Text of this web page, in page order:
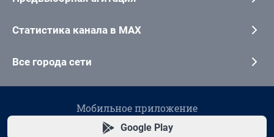
Статистика канала в MAX
Все города сети
Мобильное приложение
Google Play